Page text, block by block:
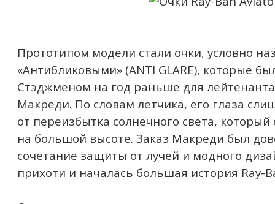
Прототипом модели стали очки, условно
«Антибликовыми» (ANTI GLARE), которые
Стэджменом на год раньше для
Макреди. По словам летчика, его глаза
от переизбытка солнечного света, который
на большой высоте. Заказ Макреди был
сочетание защиты от лучей и модного
прихоти и началась большая история Ray-